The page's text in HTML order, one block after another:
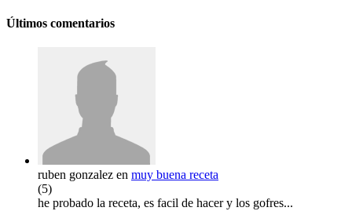
Últimos comentarios
ruben gonzalez en muy buena receta
(5)
he probado la receta, es facil de hacer y los gofres...